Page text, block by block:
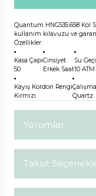
Quantum HNG535.658 Kol
kullanım kılavuzu ve
Özellikler
Kasa Çapı
50
Cinsiyet
Erkek Saat
Su
10 ATM
Kayış Kordon Rengi
Kırmızı
Quartz
Yorumlar
Taksit